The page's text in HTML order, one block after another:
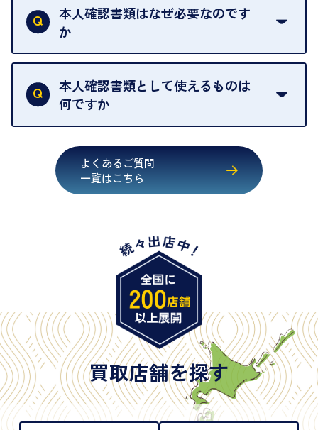
出張買取のお品物は、8日間保管しております。
取の場合は1点あたり数分程度が目安です。大量の
お品物の場合は、お時間をいただくことがございま
本人確認書類はなぜ必要なのです
か
買取店は古物営業法により、お客様のご本人確認を
行うことが義務付けられています。安心してお取引
いただくためにも、ご協力をお願いいたします。
本人確認書類として使えるものは
何ですか
・健康保険証確認書
・マイナンバーカード
・在留カード
・旧パスポート
※原則として「公的機関が発行し、氏名、住所、生
年月日が記載されているもの
※日本国政府発行のもの
※2020年2月4日以降に申請された新型パスポートに
は「所持人記入欄（住所記載欄）」が存在しないた
め、単体では古物営業法上の本人確認書類として認
められない（住所確認ができないため）。補助書類
が必要となります
よくあるご質問
一覧はこちら
買取店舗を探す